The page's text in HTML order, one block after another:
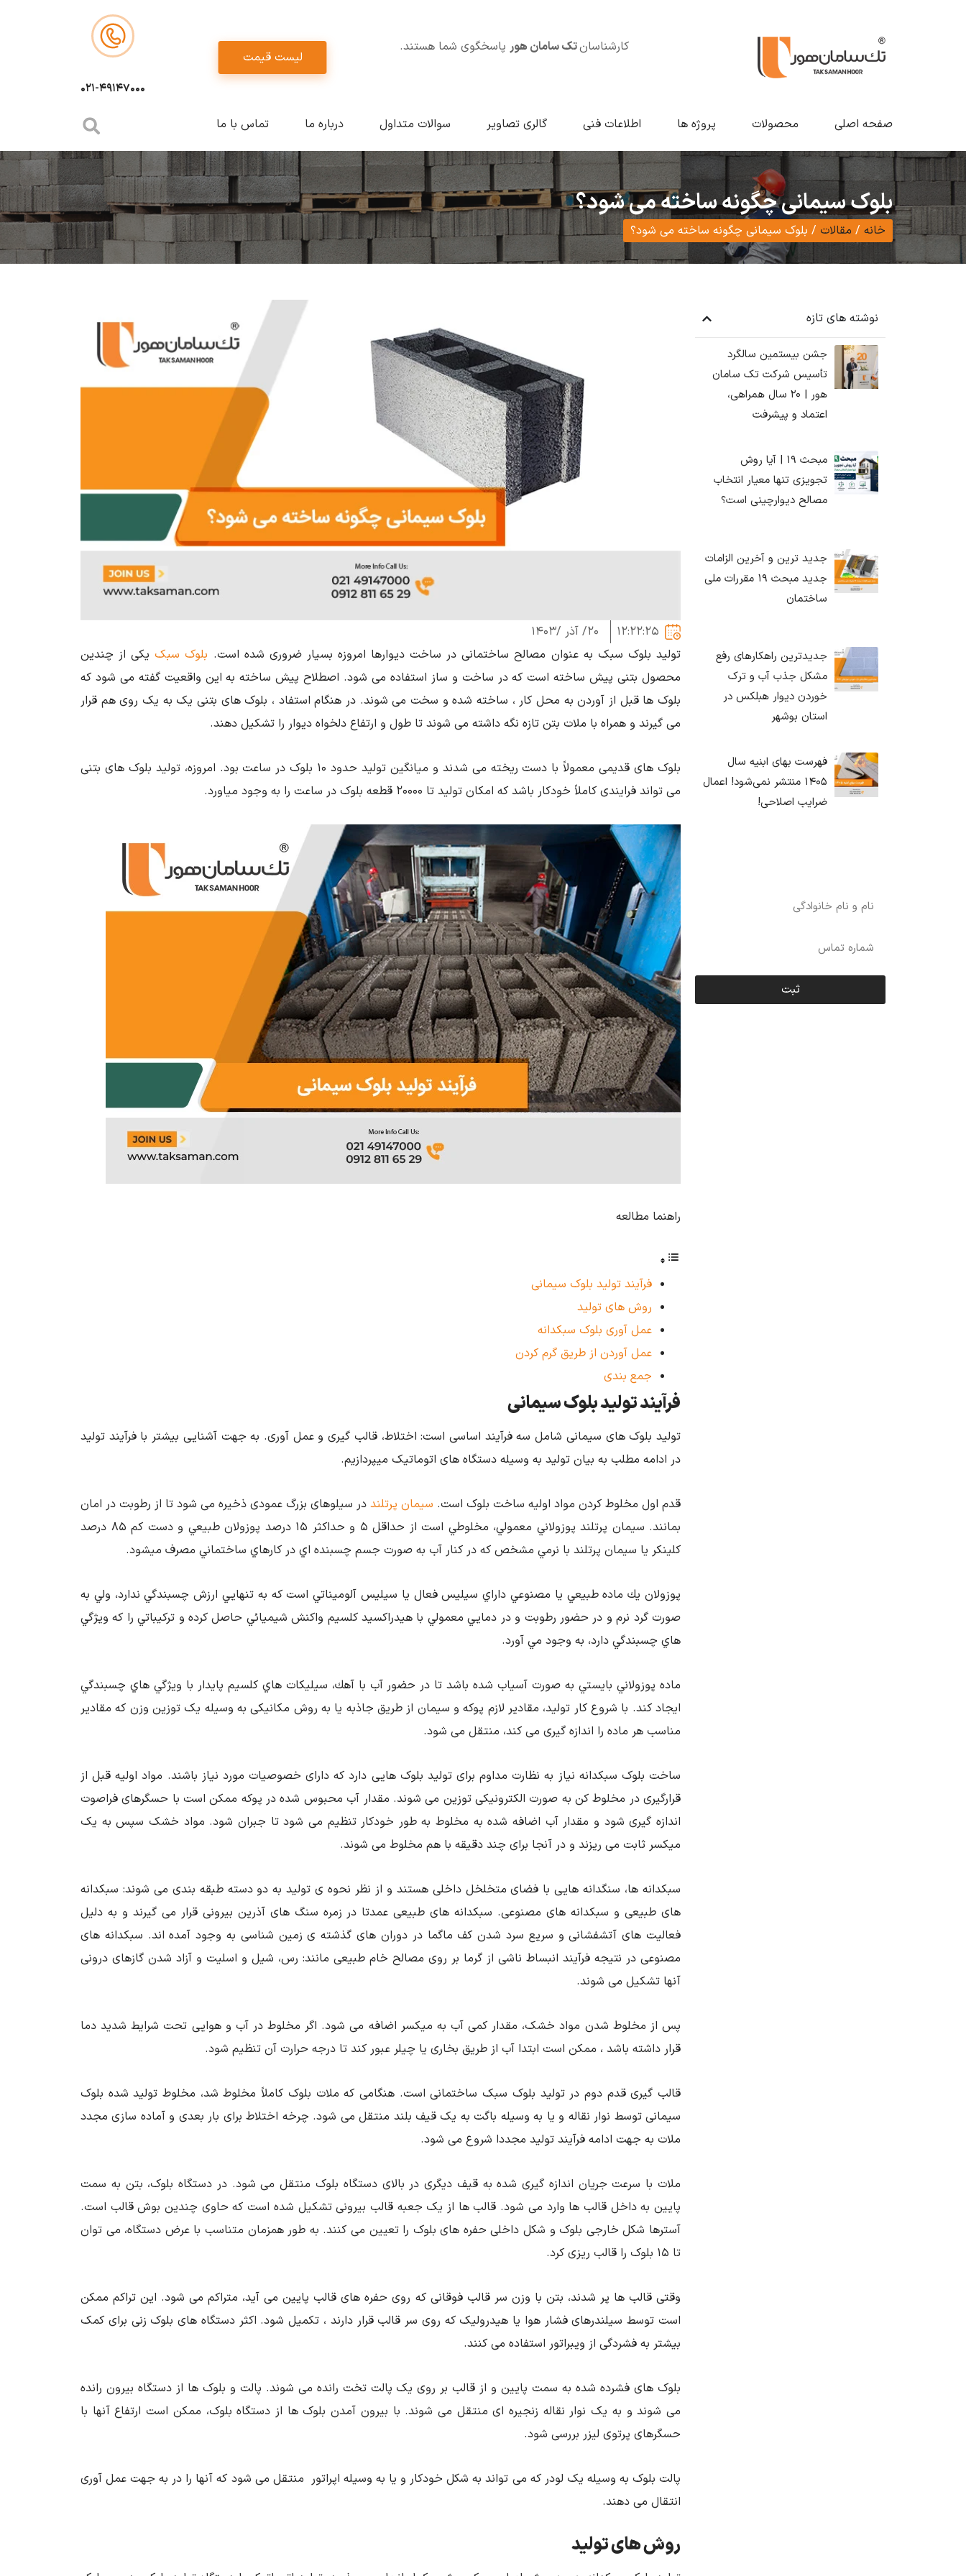
کارشناسانتک سامان هور پاسخگوی شما هستند.
لیست قیمت
021-49147000
صفحه اصلی محصولات پروژه ها اطلاعات فنی گالری تصاویر سوالات متداول درباره ما تماس با ما
بلوک سیمانی چگونه ساخته می شود؟
خانه / مقالات / بلوک سیمانی چگونه ساخته می شود؟
نوشته های تازه
جشن بیستمین سالگرد
تأسیس شرکت تک سامان
هور | ۲۰ سال همراهی،
اعتماد و پیشرفت
مبحث ۱۹ | آیا روش
تجویزی تنها معیار انتخاب
مصالح دیوارچینی است؟
جدید ترین و آخرین الزامات
جدید مبحث ۱۹ مقررات ملی
ساختمان
جدیدترین راهکارهای رفع
مشکل جذب آب و ترک
خوردن دیوار هبلکس در
استان بوشهر
فهرست بهای ابنیه سال
۱۴۰۵ منتشر نمی‌شود! اعمال
ضرایب اصلاحی!
ثبت
12:22:25
۲۰/ آذر /۱۴۰۳
تولید بلوک سبک به عنوان مصالح ساختمانی در ساخت دیوارها امروزه بسیار ضروری شده است. بلوک سبک یکی از چندین
محصول بتنی پیش ساخته است که در ساخت و ساز استفاده می شود. اصطلاح پیش ساخته به این واقعیت گفته می شود که
بلوک ها قبل از آوردن به محل کار ، ساخته شده و سخت می شوند. در هنگام استفاد ، بلوک های بتنی یک به یک روی هم قرار
می گیرند و همراه با ملات بتن تازه نگه داشته می شوند تا طول و ارتفاع دلخواه دیوار را تشکیل دهند.
بلوک های قدیمی معمولاً با دست ریخته می شدند و میانگین تولید حدود 10 بلوک در ساعت بود. امروزه، تولید بلوک های بتنی
می تواند فرایندی کاملاً خودکار باشد که امکان تولید تا 20000 قطعه بلوک در ساعت را به وجود میاورد.
راهنما مطالعه
فرآیند تولید بلوک سیمانی
روش های تولید
عمل آوری بلوک سبکدانه
عمل آوردن از طریق گرم کردن
جمع بندی
فرآیند تولید بلوک سیمانی
تولید بلوک های سیمانی شامل سه فرآیند اساسی است: اختلاط، قالب گیری و عمل آوری. به جهت آشنایی بیشتر با فرآیند تولید
در ادامه مطلب به بیان تولید به وسیله دستگاه های اتوماتیک میپردازیم.
قدم اول مخلوط کردن مواد اولیه ساخت بلوک است. سیمان پرتلند در سیلوهای بزرگ عمودی ذخیره می شود تا از رطوبت در امان
بمانند. سيمان پرتلند پوزولاني معمولي، مخلوطي است از حداقل 5 و حداکثر 15 درصد پوزولان طبيعي و دست كم 85 درصد
كلينكر يا سيمان پرتلند با نرمي مشخص كه در كنار آب به صورت جسم چسبنده اي در كارهاي ساختماني مصرف ميشود.
پوزولان يك ماده طبيعي يا مصنوعي داراي سيليس فعال يا سيليس آلوميناتي است كه به تنهايي ارزش چسبندگي ندارد، ولي به
صورت گرد نرم و در حضور رطوبت و در دمايي معمولي با هيدراكسيد كلسيم واكنش شيميائي حاصل كرده و تركيباتي را كه ويژگي
هاي چسبندگي دارد، به وجود مي آورد.
ماده پوزولاني بايستي به صورت آسياب شده باشد تا در حضور آب با آهك، سيليكات هاي كلسيم پايدار با ويژگي هاي چسبندگي
ايجاد كند. با شروع کار تولید، مقادیر لازم پوکه و سیمان از طریق جاذبه یا به روش مکانیکی به وسیله یک توزین وزن که مقادیر
مناسب هر ماده را اندازه گیری می کند، منتقل می شود.
ساخت بلوک سبکدانه نیاز به نظارت مداوم برای تولید بلوک هایی دارد که دارای خصوصیات مورد نیاز باشند. مواد اولیه قبل از
قرارگیری در مخلوط کن به صورت الکترونیکی توزین می شوند. مقدار آب محبوس شده در پوکه ممکن است با حسگرهای فراصوت
اندازه گیری شود و مقدار آب اضافه شده به مخلوط به طور خودکار تنظیم می شود تا جبران شود. مواد خشک سپس به یک
میکسر ثابت می ریزند و در آنجا برای چند دقیقه با هم مخلوط می شوند.
سبکدانه ها، سنگدانه هایی با فضای متخلخل داخلی هستند و از نظر نحوه ی تولید به دو دسته طبقه بندی می شوند: سبکدانه
های طبیعی و سبکدانه های مصنوعی. سبکدانه های طبیعی عمدتا در زمره سنگ های آذرین بیرونی قرار می گیرند و به دلیل
فعالیت های آتشفشانی و سریع سرد شدن کف ماگما در دوران های گذشته ی زمین شناسی به وجود آمده اند. سبکدانه های
مصنوعی در نتیجه فرآیند انبساط ناشی از گرما بر روی مصالح خام طبیعی مانند: رس، شیل و اسلیت و آزاد شدن گازهای درونی
آنها تشکیل می شوند.
پس از مخلوط شدن مواد خشک، مقدار کمی آب به میکسر اضافه می شود. اگر مخلوط در آب و هوایی تحت شرایط شدید دما
قرار داشته باشد ، ممکن است ابتدا آب از طریق بخاری یا چیلر عبور کند تا درجه حرارت آن تنظیم شود.
قالب گیری قدم دوم در تولید بلوک سبک ساختمانی است. هنگامی که ملات بلوک کاملاً مخلوط شد، مخلوط تولید شده بلوک
سیمانی توسط نوار نقاله و یا به وسیله باگت به یک قیف بلند منتقل می شود. چرخه اختلاط برای بار بعدی و آماده سازی مجدد
ملات به جهت ادامه فرآیند تولید مجددا شروع می شود.
ملات با سرعت جریان اندازه گیری شده به قیف دیگری در بالای دستگاه بلوک منتقل می شود. در دستگاه بلوک، بتن به سمت
پایین به داخل قالب ها وارد می شود. قالب ها از یک جعبه قالب بیرونی تشکیل شده است که حاوی چندین بوش قالب است.
آسترها شکل خارجی بلوک و شکل داخلی حفره های بلوک را تعیین می کنند. به طور همزمان متناسب با عرض دستگاه، می توان
تا 15 بلوک را قالب ریزی کرد.
وقتی قالب ها پر شدند، بتن با وزن سر قالب فوقانی که روی حفره های قالب پایین می آید، متراکم می شود. این تراکم ممکن
است توسط سیلندرهای فشار هوا یا هیدرولیک که روی سر قالب قرار دارند ، تکمیل شود. اکثر دستگاه های بلوک زنی برای کمک
بیشتر به فشردگی از ویبراتور استفاده می کنند.
بلوک های فشرده شده به سمت پایین و از قالب بر روی یک پالت تخت رانده می شوند. پالت و بلوک ها از دستگاه بیرون رانده
می شوند و به یک نوار نقاله زنجیره ای منتقل می شوند. با بیرون آمدن بلوک ها از دستگاه بلوک، ممکن است ارتفاع آنها با
حسگرهای پرتوی لیزر بررسی شود.
پالت بلوک به وسیله یک لودر که می تواند به شکل خودکار و یا به وسیله اپراتور منتقل می شود که آنها را در به جهت عمل آوری
انتقال می دهند.
روش های تولید